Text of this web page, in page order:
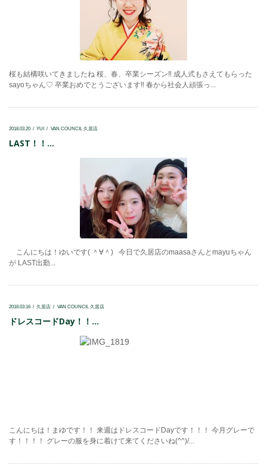
桜も結構咲いてきましたね 桜、春、卒業シーズン‼ 成人式もさえてもらった
sayoちゃん♡ 卒業おめでとうございます‼ 春から社会人頑張っ...
2018.03.20 YUI VAN COUNCIL 久居店
LAST！！...
こんにちは！ゆいです( ＾∀＾) 今日で久居店のmaasaさんとmayuちゃん
が LAST出勤...
2018.03.16 久居店 VAN COUNCIL 久居店
ドレスコードDay！！...
こんにちは！まゆです！！ 来週はドレスコードDayです！！！ 今月グレーで
す！！！！ グレーの服を身に着けて来てくださいね(^^)/...